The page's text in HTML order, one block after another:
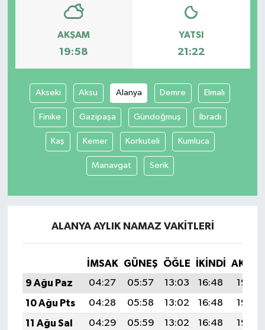
AKŞAM
19:58
YATSI
21:22
Akseki Aksu Alanya Demre Elmalı
Finike Gazipaşa Gündoğmuş İbradı
Kaş Kemer Korkuteli Kumluca
Manavgat Serik
ALANYA AYLIK NAMAZ VAKITLERI
İMSAK GÜNEŞ ÖĞLE İKINDI
9 Ağu Paz
04:27 05:57 13:03 16:48
19:58
10 Ağu Pts
04:28 05:58 13:02 16:48
19:57
11 Ağu Sal
04:29 05:59 13:02 16:48
19:56